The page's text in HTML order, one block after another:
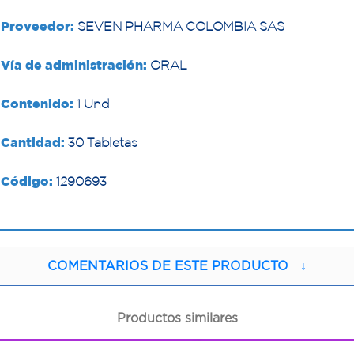
Proveedor: SEVEN PHARMA COLOMBIA SAS
Vía de administración: ORAL
Contenido: 1 Und
Cantidad: 30 Tabletas
Código: 1290693
COMENTARIOS DE ESTE PRODUCTO ↓
Productos similares